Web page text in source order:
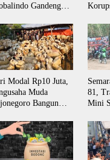
Gandeng
Biro Surabaya
Alih
Modal Rp10 Juta,
Muda
Bangun
Pasar Jawa
81,
Mini